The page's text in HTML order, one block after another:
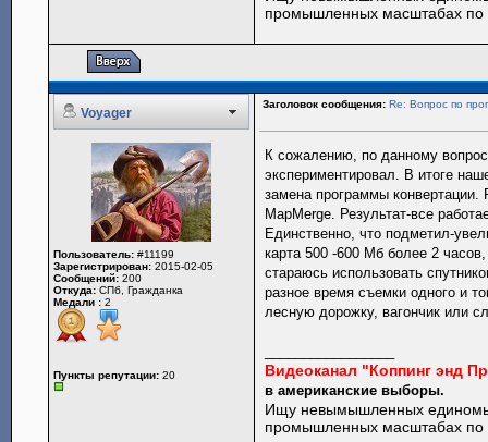
промышленных масштабах по
Voyager
Заголовок сообщения: Re: Вопрос по
Пользователь: #11199
Зарегистрирован: 2015-02-05
Сообщений: 200
Откуда: СПб, Гражданка
Медали : 2
Пункты репутации: 20
К сожалению, по данному
экспериментировал. В итоге
замена программы
MapMerge. Результат-все
Единственно, что подметил-
карта 500 -600 Мб более 2
стараюсь использовать
разное время съемки одного и
лесную дорожку, вагончик или
Видеоканал "Коппинг энд
в американские выборы.
Ищу невымышленных
промышленных масштабах по